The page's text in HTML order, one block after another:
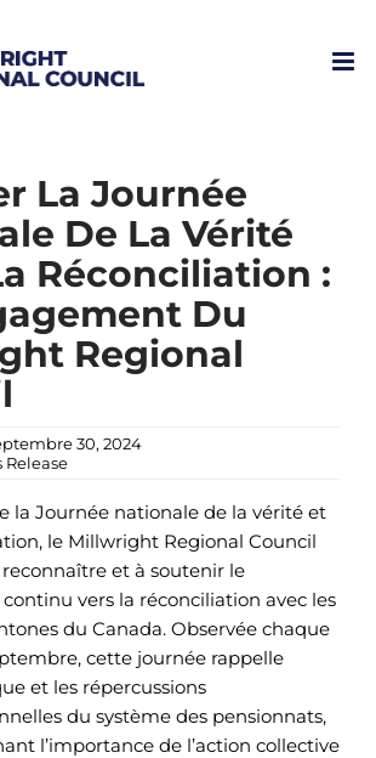
La Journée
De La Vérité
Réconciliation :
Du
Regional
30, 2024
Release
la Journée nationale de la vérité et
le Millwright Regional Council
reconnaître et à soutenir le
vers la réconciliation avec les
du Canada. Observée chaque
cette journée rappelle
et les répercussions
du système des pensionnats,
l’importance de l’action collective